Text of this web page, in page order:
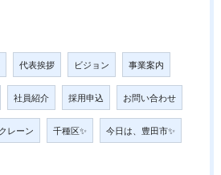
代表挨拶 ビジョン 事業案内
社員紹介 採用申込 お問い合わせ
クレーン 千種区✨ 今日は、豊田市✨